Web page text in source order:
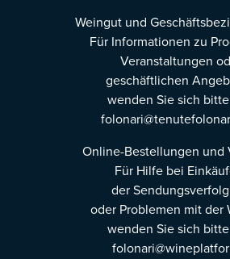
Weingut und
Für Informationen zu
Veranstaltungen
geschäftlichen
wenden Sie sich
Online-Bestellungen und
Für Hilfe bei
der
oder Problemen mit der
wenden Sie sich